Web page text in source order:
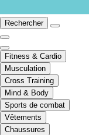
Rechercher
Fitness & Cardio
Musculation
Cross Training
Mind & Body
Sports de combat
Vêtements
Chaussures